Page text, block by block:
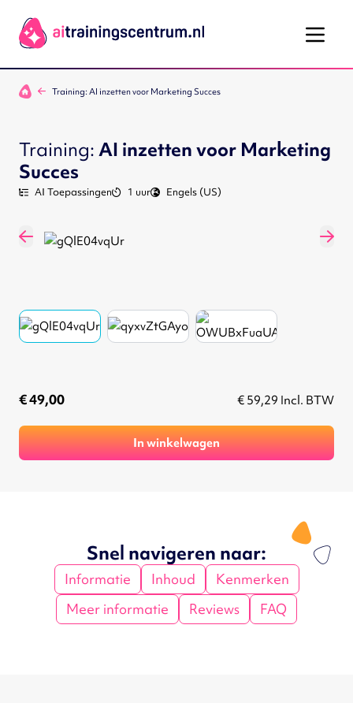
Training: AI inzetten voor Marketing Succes
Training:AI inzetten voor Marketing
Succes
AI Toepassingen 1 uur Engels (US)
€ 49,00 € 59,29 Incl. BTW
In winkelwagen
Snel navigeren naar:
Informatie Inhoud
Kenmerken
Meer informatie
Reviews FAQ